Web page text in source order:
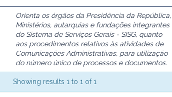
Orienta os órgãos da Presidência da República,
Ministérios, autarquias e fundações integrantes
do Sistema de Serviços Gerais - SISG, quanto
aos procedimentos relativos às atividades de
Comunicações Administrativas, para utilização
do número único de processos e documentos.
Showing results 1 to 1 of 1